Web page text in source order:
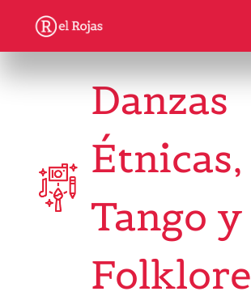
Danzas
Étnicas,
Tango y
Folklore